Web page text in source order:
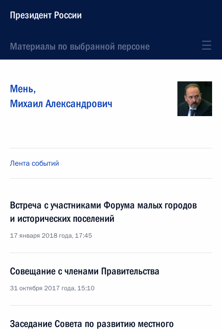
Президент России
Материалы по выбранной персоне
Мень,
Михаил Александрович
Лента событий
Встреча с участниками Форума малых городов
и исторических поселений
17 января 2018 года, 17:45
Совещание с членами Правительства
31 октября 2017 года, 15:10
Заседание Совета по развитию местного